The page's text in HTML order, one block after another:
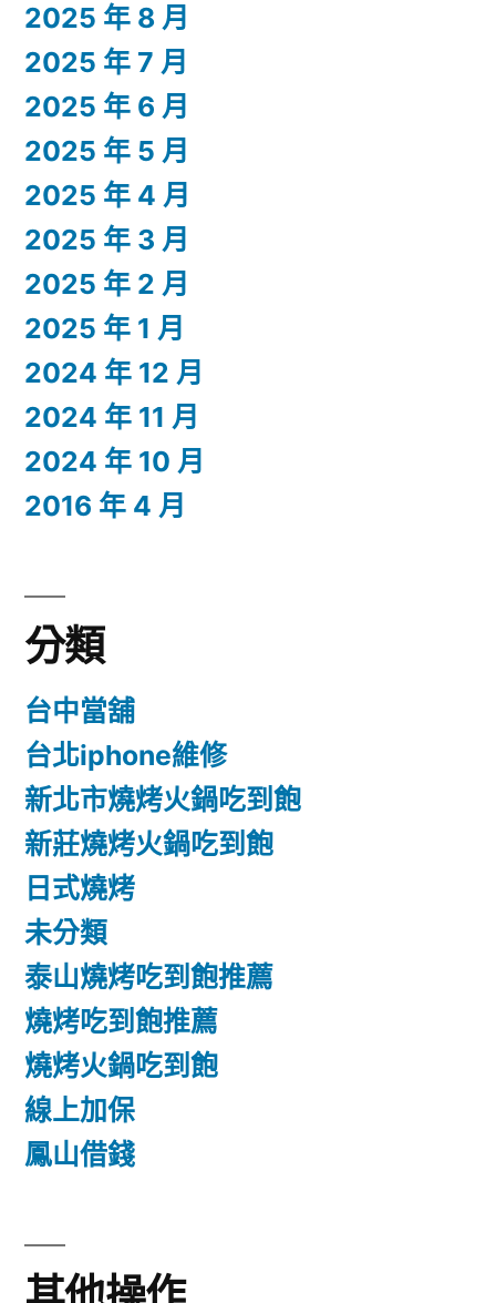
2025 年 8 月
2025 年 7 月
2025 年 6 月
2025 年 5 月
2025 年 4 月
2025 年 3 月
2025 年 2 月
2025 年 1 月
2024 年 12 月
2024 年 11 月
2024 年 10 月
2016 年 4 月
分類
台中當舖
台北iphone維修
新北市燒烤火鍋吃到飽
新莊燒烤火鍋吃到飽
日式燒烤
未分類
泰山燒烤吃到飽推薦
燒烤吃到飽推薦
燒烤火鍋吃到飽
線上加保
鳳山借錢